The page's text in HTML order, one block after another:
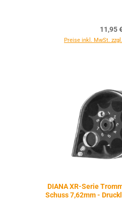
11,95
Preise inkl. MwSt.
DIANA XR-Serie
Schuss 7,62mm -